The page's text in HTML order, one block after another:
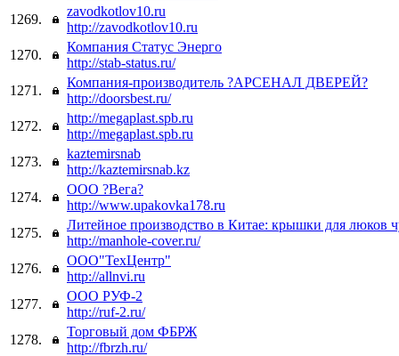
1269.
zavodkotlov10.ru
http://zavodkotlov10.ru
1270.
Компания Статус Энерго
http://stab-status.ru/
1271.
Компания-производитель ?АРСЕНАЛ ДВЕРЕЙ?
http://doorsbest.ru/
1272.
http://megaplast.spb.ru
http://megaplast.spb.ru
1273.
kaztemirsnab
http://kaztemirsnab.kz
1274.
ООО ?Вега?
http://www.upakovka178.ru
1275.
Литейное производство в Китае: крышки для люков
http://manhole-cover.ru/
1276.
ООО"ТехЦентр"
http://allnvi.ru
1277.
ООО РУФ-2
http://ruf-2.ru/
1278.
Торговый дом ФБРЖ
http://fbrzh.ru/